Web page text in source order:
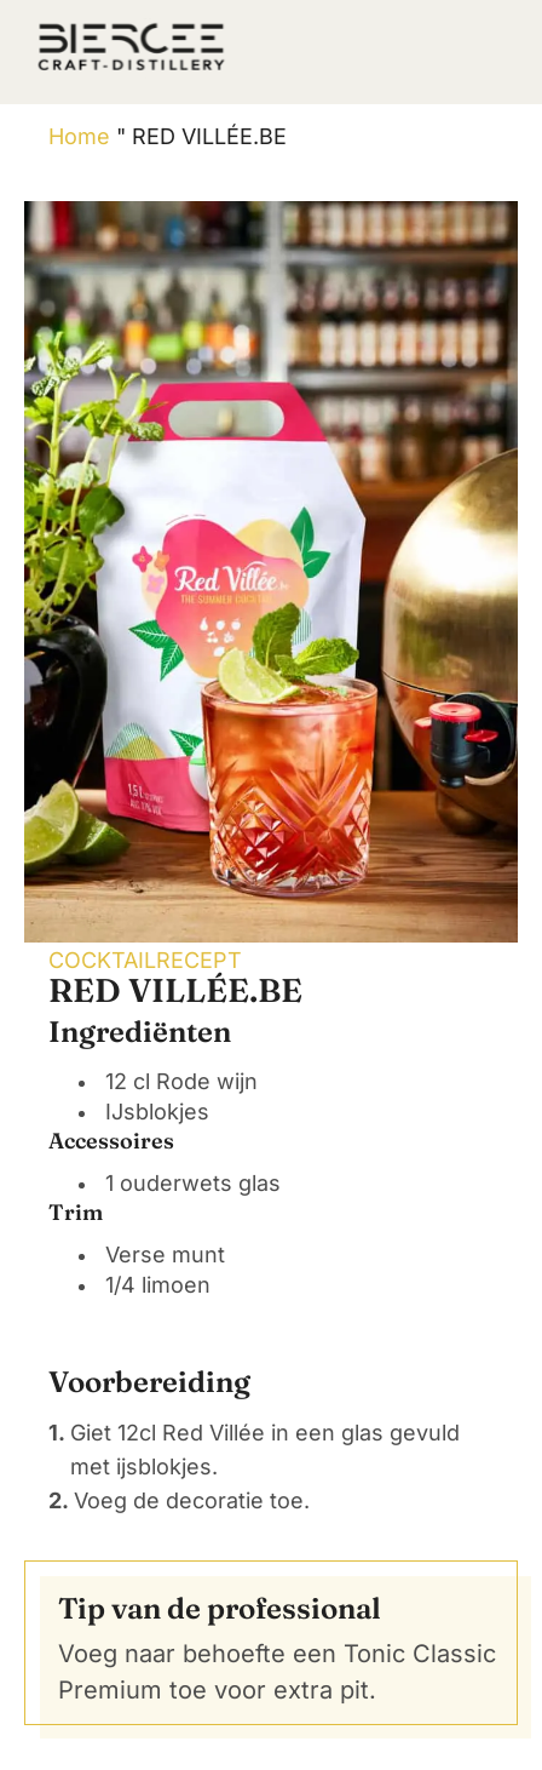
Home " RED VILLÉE.BE
COCKTAILRECEPT
RED VILLÉE.BE
Ingrediënten
12 cl Rode wijn
IJsblokjes
Accessoires
1 ouderwets glas
Trim
Verse munt
1/4 limoen
Voorbereiding
1. Giet 12cl Red Villée in een glas gevuld
met ijsblokjes.
2. Voeg de decoratie toe.
Tip van de professional
Voeg naar behoefte een Tonic Classic
Premium toe voor extra pit.